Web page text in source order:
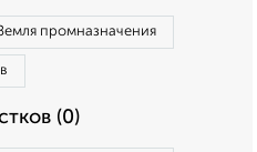
промназначения
(0)